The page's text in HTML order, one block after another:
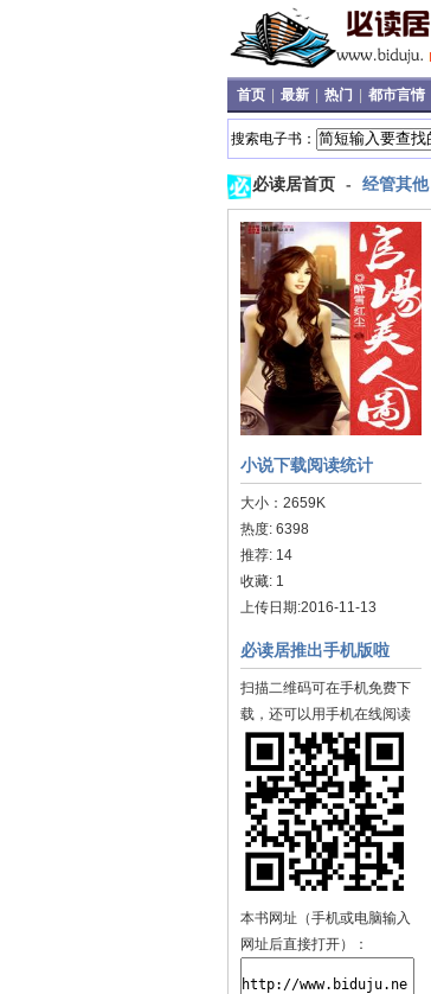
首页 最新 热门 都市言情
搜索电子书：
必读居首页 - 经管其他
小说下载阅读统计
大小：2659K
热度: 6398
推荐: 14
收藏: 1
上传日期:2016-11-13
必读居推出手机版啦
扫描二维码可在手机免费下
载，还可以用手机在线阅读
本书网址（手机或电脑输入
网址后直接打开）：